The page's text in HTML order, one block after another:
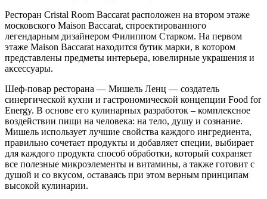
Ресторан Cristal Room Baccarat расположен на втором этаже
московского Maison Baccarat, спроектированного
легендарным дизайнером Филиппом Старком. На первом
этаже Maison Baccarat находится бутик марки, в котором
представлены предметы интерьера, ювелирные украшения и
аксессуары.
Шеф-повар ресторана — Мишель Ленц — создатель
синергической кухни и гастрономической концепции Food for
Energy. В основе его кулинарных разработок – комплексное
воздействии пищи на человека: на тело, душу и сознание.
Мишель использует лучшие свойства каждого ингредиента,
правильно сочетает продукты и добавляет специи, выбирает
для каждого продукта способ обработки, который сохраняет
все полезные микроэлементы и витамины, а также готовит с
душой и со вкусом, оставаясь при этом верным принципам
высокой кулинарии.